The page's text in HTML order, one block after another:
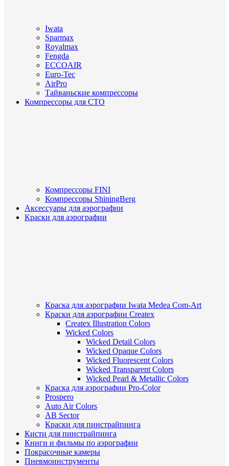
Iwata
Sparmax
Royalmax
Fengda
ECCOAIR
Euro-Tec
AirPro
Тайваньские компрессоры
Компрессоры для СТО
Компрессоры FINI
Компрессоры ShiningBerg
Аксессуары для аэрографии
Краски для аэрографии
Краска для аэрографии Iwata Medea Com-Art
Краски для аэрографии Createx
Createx Illustration Colors
Wicked Colors
Wicked Detail Colors
Wicked Opaque Colors
Wicked Fluorescent Colors
Wicked Transparent Colors
Wicked Pearl & Metallic Colors
Краска для аэрографии Pro-Color
Prospero
Auto Air Colors
AB Sector
Краски для пинстрайпинга
Кисти для пинстрайпинга
Книги и фильмы по аэрографии
Покрасочные камеры
Пневмоинструменты